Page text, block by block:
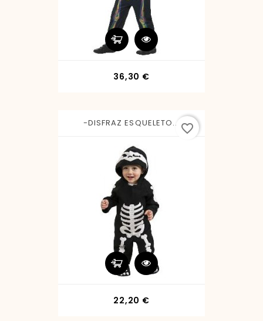
36,30 €
-DISFRAZ ESQUELETO...
22,20 €
favorite_border